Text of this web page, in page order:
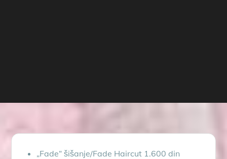
„Fade“ šišanje/Fade Haircut 1.600 din